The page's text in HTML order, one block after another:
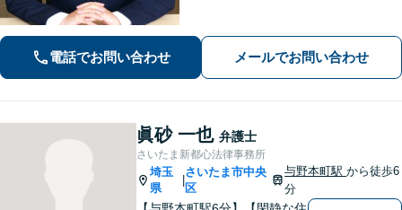
実績あり」最適な債務整理手段をご提
案【分割・後払い応相談】
電話でお問い合わせ メールでお問い合わせ
眞砂 一也 弁護士
さいたま新都心法律事務所
埼玉
県
さいたま市中央
区
与野本町駅から徒歩6
分